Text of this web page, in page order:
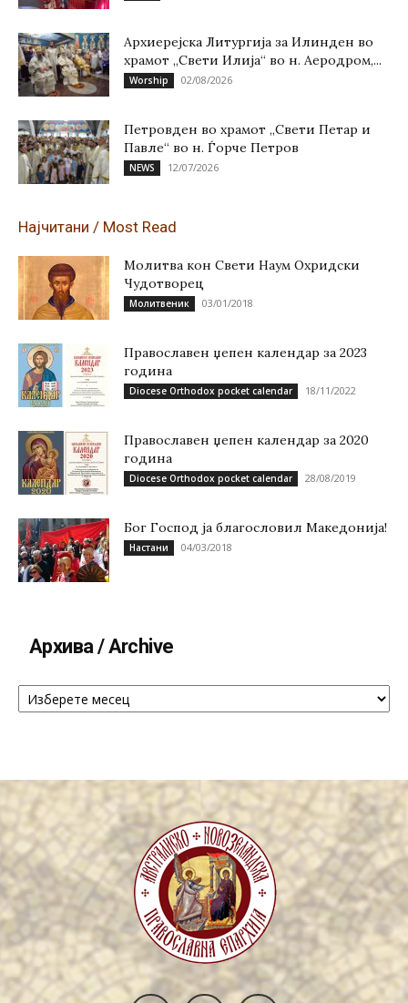
Архиерејска Литургија за Илинден во
храмот „Свети Илија“ во н. Аеродром,...
Worship 02/08/2026
Петровден во храмот „Свети Петар и
Павле“ во н. Ѓорче Петров
NEWS 12/07/2026
Најчитани / Most Read
Молитва кон Свети Наум Охридски
Чудотворец
Молитвеник 03/01/2018
Православен џепен календар за 2023
година
Diocese Orthodox pocket calendar 18/11/2022
Православен џепен календар за 2020
година
Diocese Orthodox pocket calendar 28/08/2019
Бог Господ ја благословил Македонија!
Настани 04/03/2018
Архива / Archive
Архива